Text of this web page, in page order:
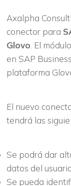
Axalpha
conector para
Glovo . El
en SAP
plataforma
El nuevo
tendrá las
Se podrá dar
datos del
Se pueda